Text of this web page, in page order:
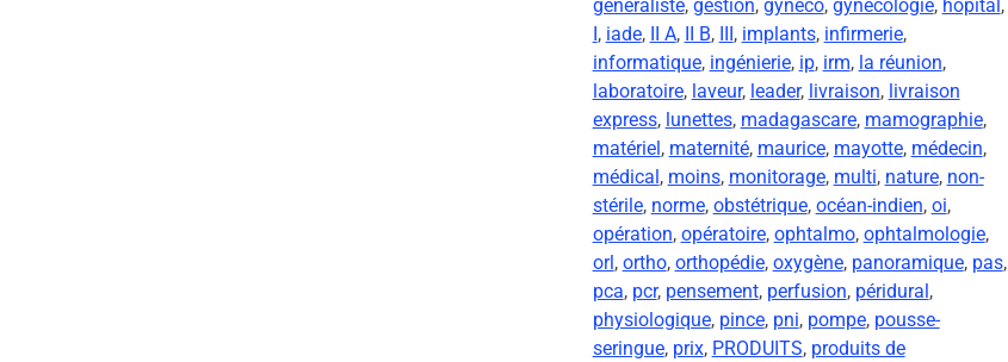
généraliste, gestion, gynéco, gynécologie, hôpital ,
, iade, II A, II B, , implants, infirmerie,
informatique, ingénierie, ip, irm, la réunion,
laboratoire, laveur, leader, livraison, livraison
express, lunettes, madagascare, mamographie,
matériel , maternité, maurice, mayotte, médecin,
médical , moins, monitorage, multi, nature, non-
stérile, norme, obstétrique, océan-indien, oi,
opération, opératoire, ophtalmo, ophtalmologie,
orl , ortho, orthopédie, oxygène, panoramique, pas,
pca, pcr, pensement, perfusion, péridural ,
physiologique, pince, pni, pompe, pousse-
seringue, prix, PRODUITS, produits de